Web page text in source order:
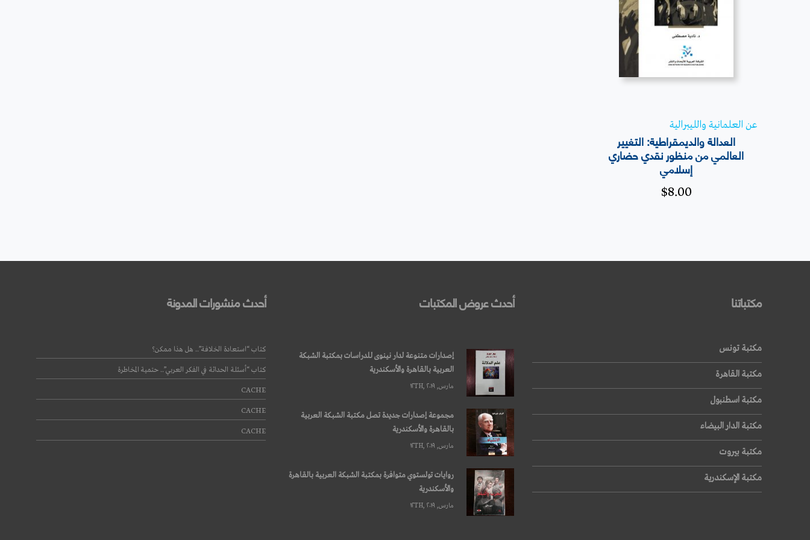
عن العلمانية والليبرالية
العدالة والديمقراطية: التغيير
العالمي من منظور نقدي حضاري
إسلامي
$8.00
أحدث منشورات المدونة
كتاب “استعادة الخلافة”.. هل هذا ممكن؟
كتاب “أسئلة الحداثة في الفكر العربي”.. حتمية المخاطرة
CACHE
CACHE
CACHE
أحدث عروض المكتبات
إصدارات متنوعة لدار نينوى للدراسات بمكتبة الشبكة
العربية بالقاهرة والأسكندرية
مارس, ۱۲TH, ۲۰۱۹
مجموعة إصدارات جديدة تصل مكتبة الشبكة العربية
بالقاهرة والأسكندرية
مارس, ۱۲TH, ۲۰۱۹
روايات تولستوي متوافرة بمكتبة الشبكة العربية بالقاهرة
والأسكندرية
مارس, ۱۲TH, ۲۰۱۹
مكتباتنا
مكتبة تونس
مكتبة القاهرة
مكتبة اسطنبول
مكتبة الدار البيضاء
مكتبة بيروت
مكتبة الإسكندرية